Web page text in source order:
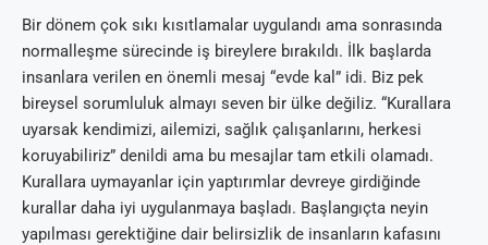
Bir dönem çok sıkı kısıtlamalar uygulandı ama sonrasında
normalleşme sürecinde iş bireylere bırakıldı. İlk başlarda
insanlara verilen en önemli mesaj “evde kal” idi. Biz pek
bireysel sorumluluk almayı seven bir ülke değiliz. “Kurallara
uyarsak kendimizi, ailemizi, sağlık çalışanlarını, herkesi
koruyabiliriz” denildi ama bu mesajlar tam etkili olamadı.
Kurallara uymayanlar için yaptırımlar devreye girdiğinde
kurallar daha iyi uygulanmaya başladı. Başlangıçta neyin
yapılması gerektiğine dair belirsizlik de insanların kafasını